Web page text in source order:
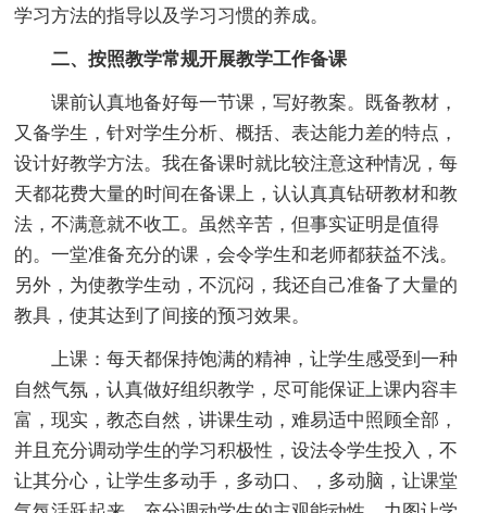
学习方法的指导以及学习习惯的养成。
二、按照教学常规开展教学工作备课
课前认真地备好每一节课，写好教案。既备教材，
又备学生，针对学生分析、概括、表达能力差的特点，
设计好教学方法。我在备课时就比较注意这种情况，每
天都花费大量的时间在备课上，认认真真钻研教材和教
法，不满意就不收工。虽然辛苦，但事实证明是值得
的。一堂准备充分的课，会令学生和老师都获益不浅。
另外，为使教学生动，不沉闷，我还自己准备了大量的
教具，使其达到了间接的预习效果。
上课：每天都保持饱满的精神，让学生感受到一种
自然气氛，认真做好组织教学，尽可能保证上课内容丰
富，现实，教态自然，讲课生动，难易适中照顾全部，
并且充分调动学生的学习积极性，设法令学生投入，不
让其分心，让学生多动手，多动口、，多动脑，让课堂